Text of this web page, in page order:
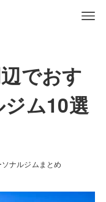
でおす
ム10選
ソナルジムまとめ